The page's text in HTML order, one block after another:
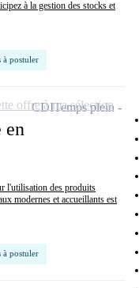
à la gestion des stocks et
à postuler
en
l'utilisation des produits
modernes et accueillants est
à postuler
CDITemps plein
offre à ma sélection